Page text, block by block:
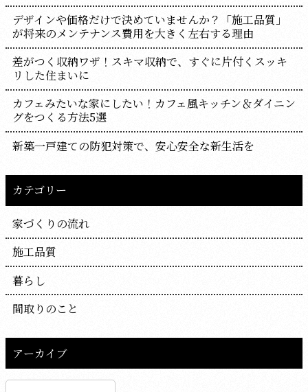
デザインや価格だけで決めていませんか？「施工品質」
が将来のメンテナンス費用を大きく左右する理由
差がつく収納ワザ！スキマ収納で、すぐに片付くスッキ
リした住まいに
カフェみたいな家にしたい！カフェ風キッチン＆ダイニン
グをつくる方法5選
新築一戸建ての防犯対策で、安心安全な新生活を
カテゴリー
家づくりの流れ
施工品質
暮らし
間取りのこと
アーカイブ